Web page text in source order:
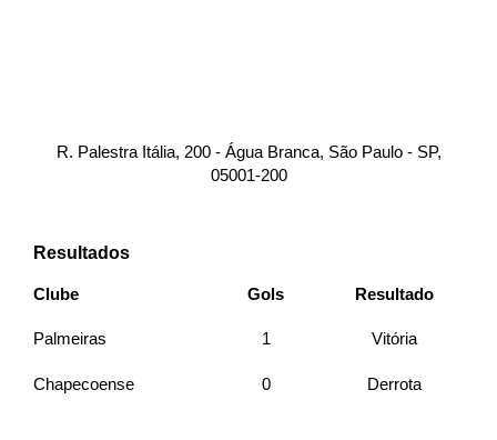
R. Palestra Itália, 200 - Água Branca, São Paulo - SP,
05001-200
Resultados
Clube Gols Resultado
Palmeiras 1 Vitória
Chapecoense 0 Derrota